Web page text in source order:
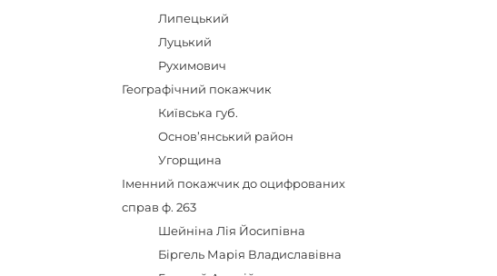
Липецький
Луцький
Рухимович
Географічний покажчик
Київська губ.
Основ’янський район
Угорщина
Іменний покажчик до оцифрованих
справ ф. 263
Шейніна Лія Йосипівна
Біргель Марія Владиславівна